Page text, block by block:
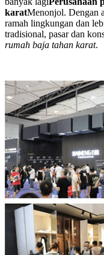
karatMenonjol. Dengan
ramah lingkungan dan
tradisional, pasar dan
rumah baja tahan karat.